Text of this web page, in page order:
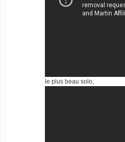
le plus beau solo,